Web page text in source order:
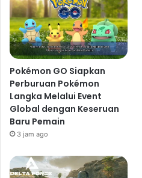
Pokémon GO Siapkan
Perburuan Pokémon
Langka Melalui Event
Global dengan Keseruan
Baru Pemain
3 jam ago